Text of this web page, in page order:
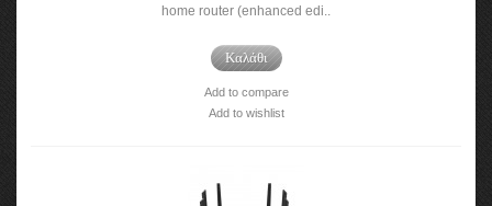
home router (enhanced edi..
Καλάθι
Add to compare
Add to wishlist